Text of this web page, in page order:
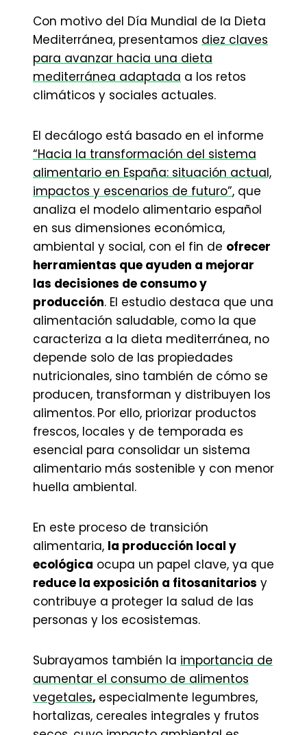
Con motivo del Día Mundial de la Dieta
Mediterránea, presentamos diez claves
para avanzar hacia una dieta
mediterránea adaptada a los retos
climáticos y sociales actuales.
El decálogo está basado en el informe
“Hacia la transformación del sistema
alimentario en España: situación actual,
impactos y escenarios de futuro”, que
analiza el modelo alimentario español
en sus dimensiones económica,
ambiental y social, con el fin de ofrecer
herramientas que ayuden a mejorar
las decisiones de consumo y
producción. El estudio destaca que una
alimentación saludable, como la que
caracteriza a la dieta mediterránea, no
depende solo de las propiedades
nutricionales, sino también de cómo se
producen, transforman y distribuyen los
alimentos. Por ello, priorizar productos
frescos, locales y de temporada es
esencial para consolidar un sistema
alimentario más sostenible y con menor
huella ambiental.
En este proceso de transición
alimentaria, la producción local y
ecológica ocupa un papel clave, ya que
reduce la exposición a fitosanitarios y
contribuye a proteger la salud de las
personas y los ecosistemas.
Subrayamos también la importancia de
aumentar el consumo de alimentos
vegetales, especialmente legumbres,
hortalizas, cereales integrales y frutos